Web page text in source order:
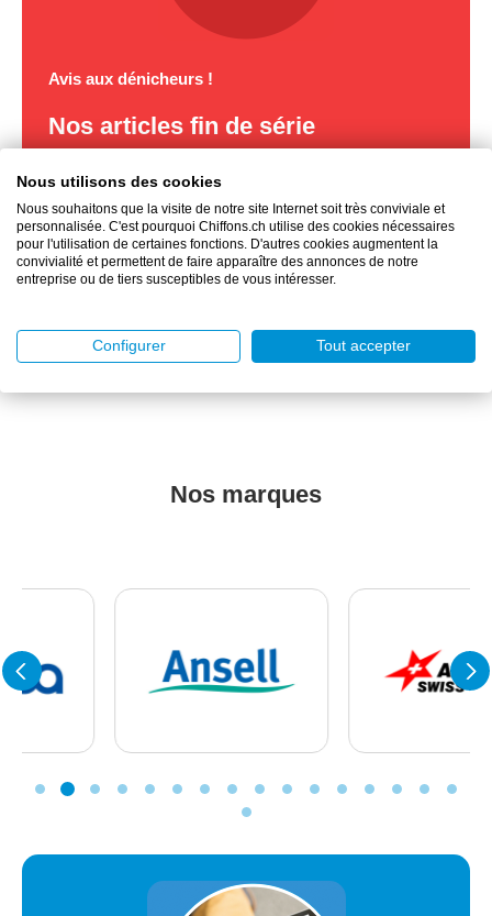
Avis aux dénicheurs !
Nos articles fin de série
Prix fortement réduits
Dernière chance
Dans la limite des stocks disponibles
Accéder aux produits
Nos marques
Ansell
GmbH
ARTILUX
Swiss
Nous utilisons des cookies
Nous souhaitons que la visite de notre site Internet soit très conviviale et
personnalisée. C'est pourquoi Chiffons.ch utilise des cookies nécessaires
pour l'utilisation de certaines fonctions. D'autres cookies augmentent la
convivialité et permettent de faire apparaître des annonces de notre
entreprise ou de tiers susceptibles de vous intéresser.
Configurer Tout accepter